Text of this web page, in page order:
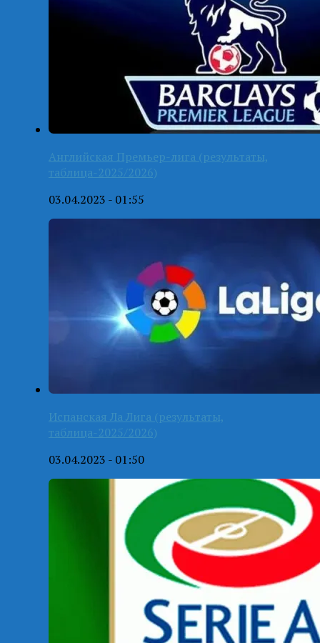
Английская Премьер-лига (результаты,
таблица-2025/2026)
03.04.2023 - 01:55
Испанская Ла Лига (результаты,
таблица-2025/2026)
03.04.2023 - 01:50